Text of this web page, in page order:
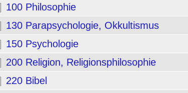
100 Philosophie
130 Parapsychologie, Okkultismus
150 Psychologie
200 Religion, Religionsphilosophie
220 Bibel